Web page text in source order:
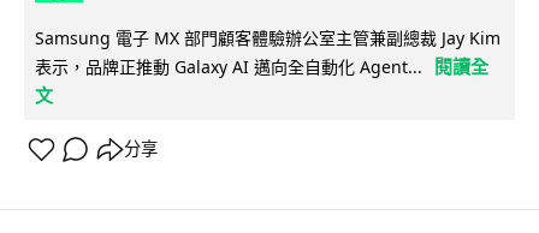
Samsung 電子 MX 部門顧客體驗辦公室主管兼副總裁 Jay Kim
表示，品牌正推動 Galaxy AI 邁向全自動化 Agent...
閱讀全
文
分享